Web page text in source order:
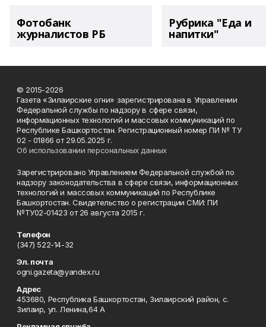
Фотобанк
журналистов РБ
Рубрика "Еда и
напитки"
© 2015-2026
Газета «Зилаирские огни» зарегистрирована в Управлении
Федеральной службы по надзору в сфере связи,
информационных технологий и массовых коммуникаций по
Республике Башкортостан. Регистрационный номер ПИ № ТУ
02 - 01866 от 29.05.2025 г.
Об использовании персональных данных
Зарегистрировано Управлением Федеральной службой по
надзору законодательства в сфере связи, информационных
технологий и массовых коммуникаций по Республике
Башкортостан. Свидетельство о регистрации СМИ: ПИ
№ТУ02-01423 от 26 августа 2015 г.
Телефон
(347) 522-14-32
Эл. почта
ogni.gazeta@yandex.ru
Адрес
453680, Республика Башкортостан, Зилаирский район, с.
Зилаир, ул. Ленина,64 А